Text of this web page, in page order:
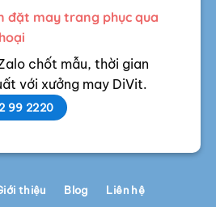
đặt may trang phục qua
chốt mẫu, thời gian
với xưởng may DiVit.
99 2220
thiệu Blog Liên hệ